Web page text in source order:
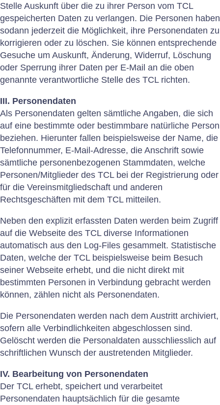
Dokumente
Junioren
Jahresprogramm
Juniorentraining
Ostercamp
Sommercamp
Senioren
Interclub
Mannschaften
Spielpläne
Junioreninterclub
Wettkampf
Lido Open
Club Champion Trophy
Next Gen Trophy
Stelle Auskunft über die zu ihrer Person vom TCL
gespeicherten Daten zu verlangen. Die Personen haben
sodann jederzeit die Möglichkeit, ihre Personendaten zu
korrigieren oder zu löschen. Sie können entsprechende
Gesuche um Auskunft, Änderung, Widerruf, Löschung
oder Sperrung ihrer Daten per E-Mail an die oben
genannte verantwortliche Stelle des TCL richten.
III. Personendaten
Als Personendaten gelten sämtliche Angaben, die sich
auf eine bestimmte oder bestimmbare natürliche Person
beziehen. Hierunter fallen beispielsweise der Name, die
Telefonnummer, E-Mail-Adresse, die Anschrift sowie
sämtliche personenbezogenen Stammdaten, welche
Personen/Mitglieder des TCL bei der Registrierung oder
für die Vereinsmitgliedschaft und anderen
Rechtsgeschäften mit dem TCL mitteilen.
Neben den explizit erfassten Daten werden beim Zugriff
auf die Webseite des TCL diverse Informationen
automatisch aus den Log-Files gesammelt. Statistische
Daten, welche der TCL beispielsweise beim Besuch
seiner Webseite erhebt, und die nicht direkt mit
bestimmten Personen in Verbindung gebracht werden
können, zählen nicht als Personendaten.
Die Personendaten werden nach dem Austritt archiviert,
sofern alle Verbindlichkeiten abgeschlossen sind.
Gelöscht werden die Personaldaten ausschliesslich auf
schriftlichen Wunsch der austretenden Mitglieder.
IV. Bearbeitung von Personendaten
Der TCL erhebt, speichert und verarbeitet
Personendaten hauptsächlich für die gesamte